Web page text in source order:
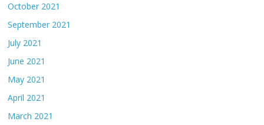
October 2021
September 2021
July 2021
June 2021
May 2021
April 2021
March 2021